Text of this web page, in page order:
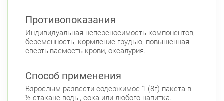
Противопоказания
Индивидуальная непереносимость компонентов,
беременность, кормление грудью, повышенная
свертываемость крови, оксалурия.
Способ применения
Взрослым развести содержимое 1 (8г) пакета в
½ стакане воды, сока или любого напитка.